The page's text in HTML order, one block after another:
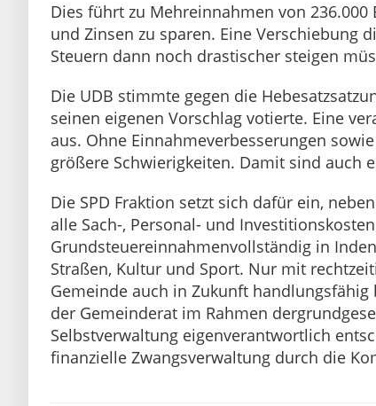
Dies führt zu Mehreinnahmen von
und Zinsen zu sparen. Eine Verschiebung
Steuern dann noch drastischer steigen
Die UDB stimmte gegen die
seinen eigenen Vorschlag votierte. Eine
aus. Ohne Einnahmeverbesserungen
größere Schwierigkeiten. Damit sind auch
Die SPD Fraktion setzt sich dafür ein,
alle Sach-, Personal- und
Grundsteuereinnahmenvollständig in
Straßen, Kultur und Sport. Nur mit
Gemeinde auch in Zukunft
der Gemeinderat im Rahmen
Selbstverwaltung eigenverantwortlich
finanzielle Zwangsverwaltung durch die